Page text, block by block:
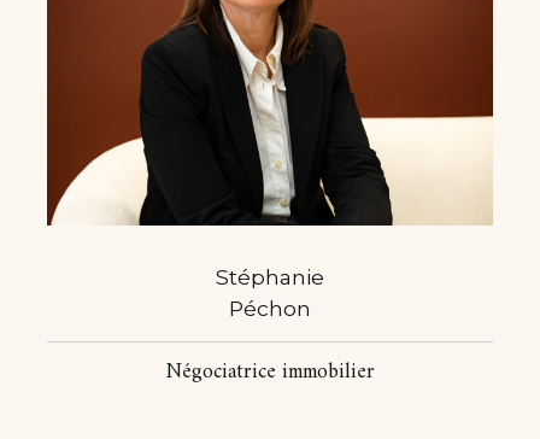
Stéphanie
Péchon
Négociatrice immobilier